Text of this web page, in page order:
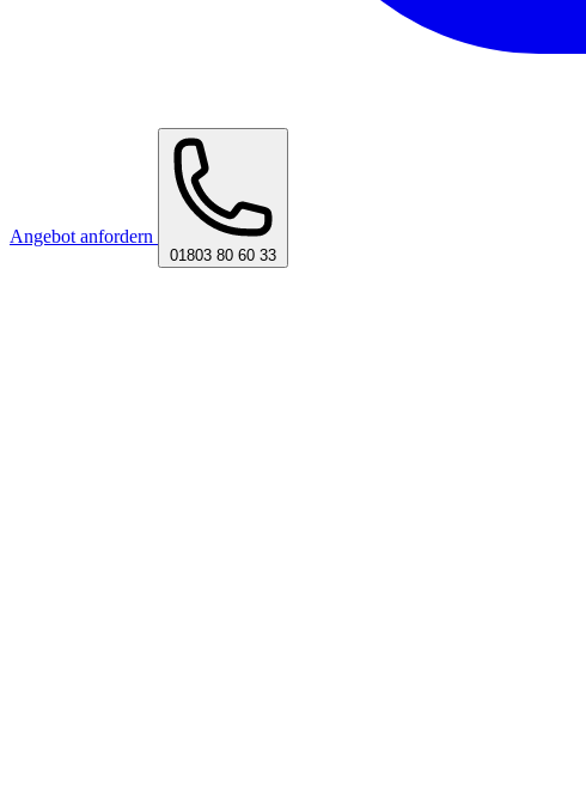
Angebot anfordern
01803 80 60 33